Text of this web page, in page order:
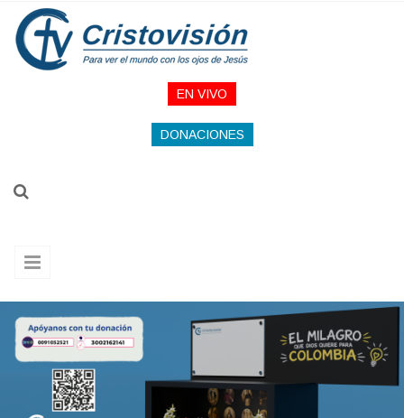
Pasar al contenido principal
EN VIVO
DONACIONES